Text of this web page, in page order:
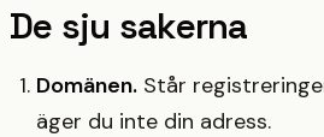
De sju sakerna
Domänen. Står
äger du inte din adress.